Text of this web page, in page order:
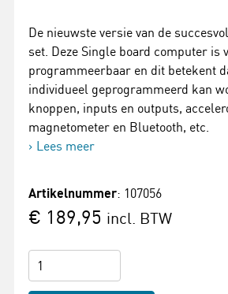
De nieuwste versie van de
set. Deze Single board computer is
programmeerbaar en dit betekent
individueel geprogrammeerd kan
knoppen, inputs en outputs,
magnetometer en Bluetooth, etc.
Lees meer
Artikelnummer: 107056
€ 189,95 incl. BTW